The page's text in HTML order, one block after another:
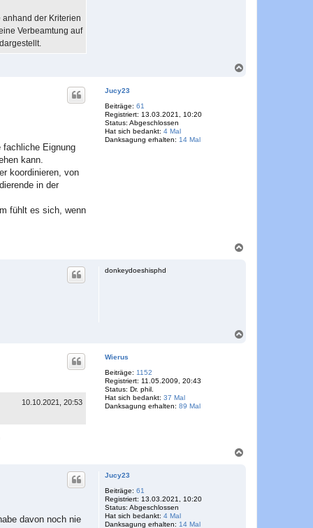
der Kriterien
Verbeamtung auf
Jucy23
Beiträge: 61
Registriert: 13.03.2021, 10:20
Status: Abgeschlossen
Hat sich bedankt: 4 Mal
Danksagung erhalten: 14 Mal
fachliche Eignung
kann.
koordinieren, von
in der
fühlt es sich, wenn
donkeydoeshisphd
Wierus
Beiträge: 1152
Registriert: 11.05.2009, 20:43
Status: Dr. phil.
Hat sich bedankt: 37 Mal
Danksagung erhalten: 89 Mal
10.10.2021, 20:53
Jucy23
Beiträge: 61
Registriert: 13.03.2021, 10:20
Status: Abgeschlossen
Hat sich bedankt: 4 Mal
Danksagung erhalten: 14 Mal
davon noch nie